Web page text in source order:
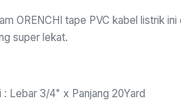
ORENCHI tape PVC kabel listrik
super lekat.
: Lebar 3/4" x Panjang 20Yard